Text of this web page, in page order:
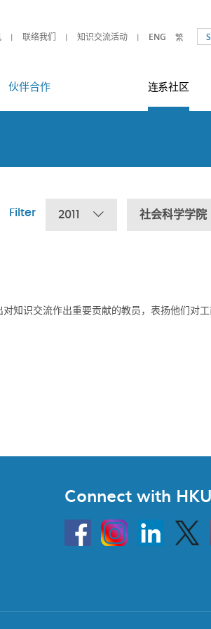
联络我们 知识交流活动 ENG 繁
伙伴合作 连系社区
Filter 2011 社会科学学院
知识交流作出重要贡献的教员，表扬他们对工
Connect with
HKU
InstagramLinkedin Twitter